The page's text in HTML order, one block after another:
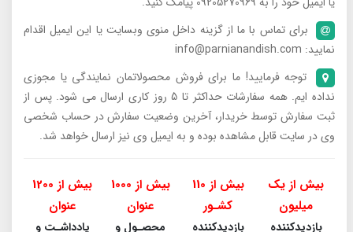
برای تماس با ما از گزینه داخل منوی وبسایت یا این ایمیل اقدام
نمایید: info@parnianandish.com
توجه فرمایید! ما برای فروش محصولاتمان نمایندگی یا مجوزی
نداده ایم. همه سفارشات حداکثر تا 5 روز کاری ارسال می شود. پس از
ثبت سفارش توسط خریدار، آخرین وضعیت سفارش در حساب شخصی
وی در سایت قابل مشاهده بوده و به ایمیل وی نیز ارسال خواهد شد.
بیش از یک
میلیون
بازدیدکننده
بیش از 110
کشـور
بازدیدکننده
بیش از 1000
عنوان
محصـول و
بیش از 1200
عنوان
یادداشـت و